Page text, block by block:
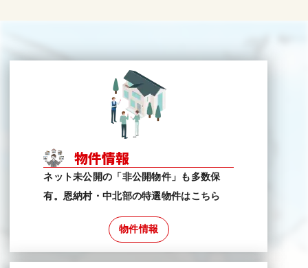
物件情報
ネット未公開の「非公開物件」も多数保
有。恩納村・中北部の特選物件はこちら
物件情報